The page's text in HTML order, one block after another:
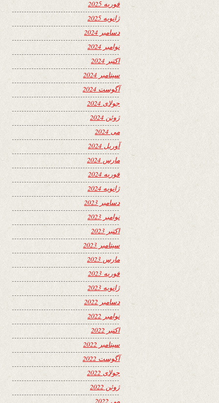
فوریه 2025
ژانویه 2025
دسامبر 2024
نوامبر 2024
اکتبر 2024
سپتامبر 2024
آگوست 2024
جولای 2024
ژوئن 2024
می 2024
آوریل 2024
مارس 2024
فوریه 2024
ژانویه 2024
دسامبر 2023
نوامبر 2023
اکتبر 2023
سپتامبر 2023
مارس 2023
فوریه 2023
ژانویه 2023
دسامبر 2022
نوامبر 2022
اکتبر 2022
سپتامبر 2022
آگوست 2022
جولای 2022
ژوئن 2022
می 2022